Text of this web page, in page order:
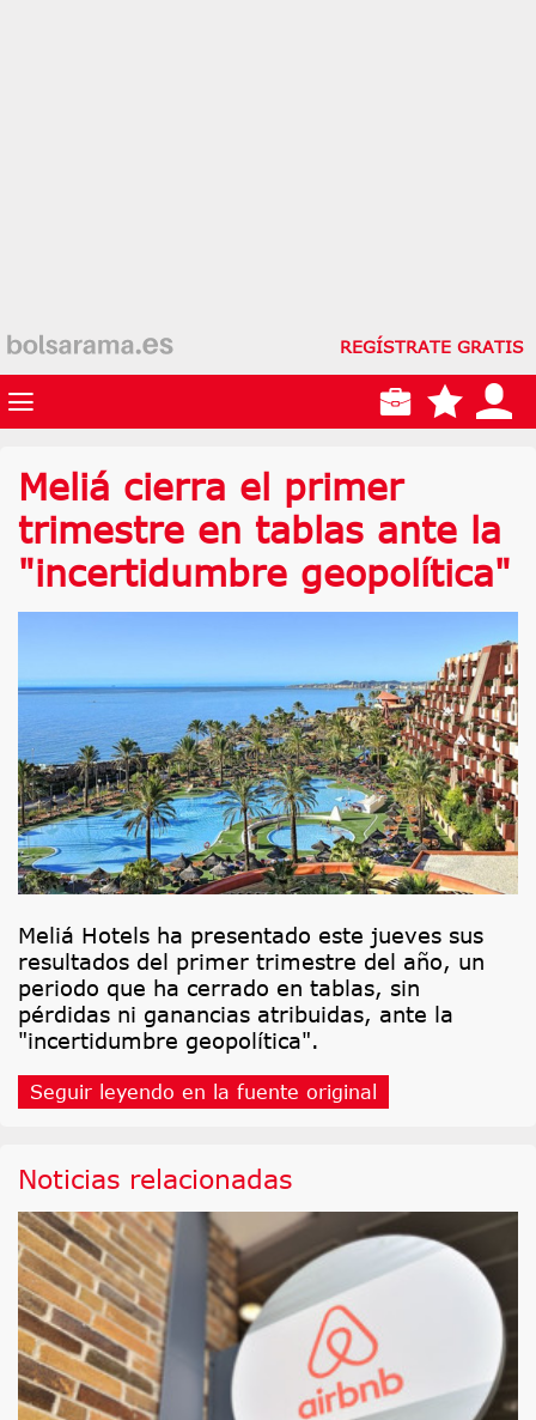
REGÍSTRATE GRATIS
Meliá cierra el primer
trimestre en tablas ante la
"incertidumbre geopolítica"
Meliá Hotels ha presentado este jueves sus
resultados del primer trimestre del año, un
periodo que ha cerrado en tablas, sin
pérdidas ni ganancias atribuidas, ante la
"incertidumbre geopolítica".
Seguir leyendo en la fuente original
Noticias relacionadas